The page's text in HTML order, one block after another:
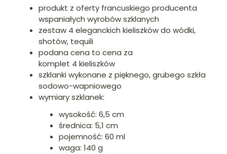
produkt z oferty francuskiego producenta
wspaniałych wyrobów szklanych
zestaw 4 eleganckich kieliszków do wódki,
shotów, tequili
podana cena to cena za
komplet 4 kieliszków
szklanki wykonane z pięknego, grubego szkła
sodowo-wapniowego
wymiary szklanek:
wysokość: 6,5 cm
średnica: 5,1 cm
pojemność: 60 ml
waga: 140 g